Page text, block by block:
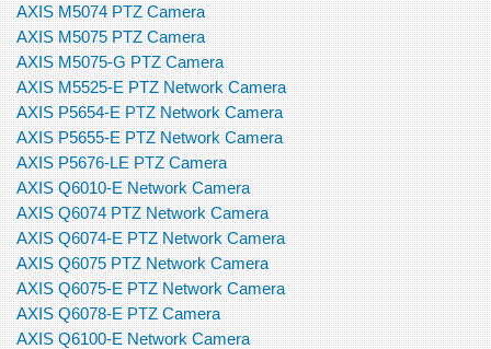
AXIS M5074 PTZ Camera
AXIS M5075 PTZ Camera
AXIS M5075-G PTZ Camera
AXIS M5525-E PTZ Network Camera
AXIS P5654-E PTZ Network Camera
AXIS P5655-E PTZ Network Camera
AXIS P5676-LE PTZ Camera
AXIS Q6010-E Network Camera
AXIS Q6074 PTZ Network Camera
AXIS Q6074-E PTZ Network Camera
AXIS Q6075 PTZ Network Camera
AXIS Q6075-E PTZ Network Camera
AXIS Q6078-E PTZ Camera
AXIS Q6100-E Network Camera